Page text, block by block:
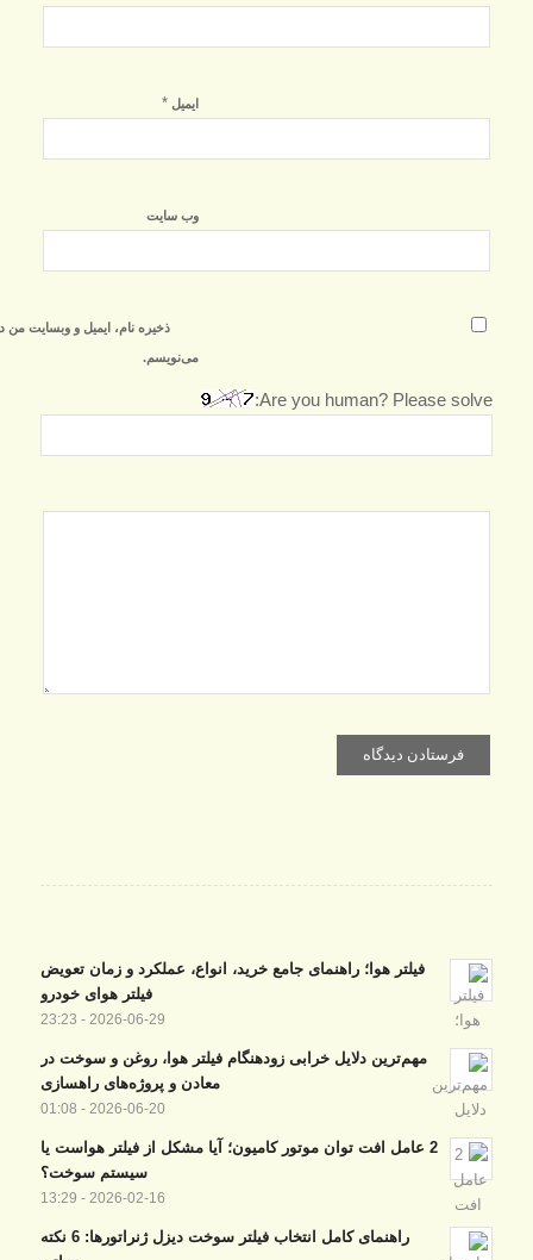
ایمیل *
وب‌ سایت
ذخیره نام، ایمیل و وبسایت من
می‌نویسم.
Are you human? Please solve:
فیلتر هوا؛ راهنمای جامع خرید، انواع، عملکرد و زمان تعویض
فیلتر هوای خودرو
2026-06-29 - 23:23
مهم‌ترین دلایل خرابی زودهنگام فیلتر هوا، روغن و سوخت در
معادن و پروژه‌های راهسازی
2026-06-20 - 01:08
2 عامل افت توان موتور کامیون؛ آیا مشکل از فیلتر هواست یا
سیستم سوخت؟
2026-02-16 - 13:29
راهنمای کامل انتخاب فیلتر سوخت دیزل ژنراتورها: 6 نکته